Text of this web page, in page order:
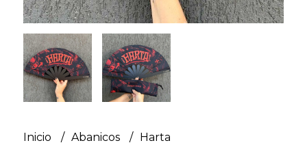
Inicio Abanicos Harta